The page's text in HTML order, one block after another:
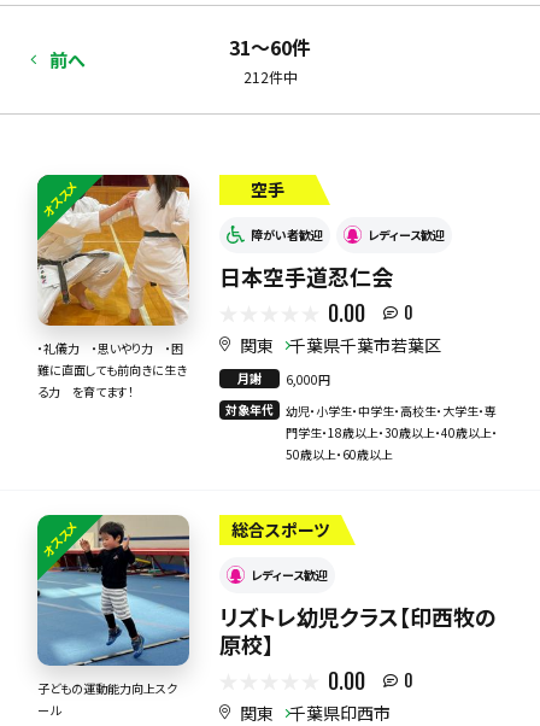
31〜60件
212件中
前へ
オススメ
・礼儀力 ・思いやり力 ・困
難に直面しても前向きに生き
る力 を育てます！
空手
障がい者歓迎 レディース歓迎
日本空手道忍仁会
0.00 0
関東 千葉県千葉市若葉区
月謝
6,000円
対象年代
幼児・小学生・中学生・高校生・大学生・専
門学生・18歳以上・30歳以上・40歳以上・
50歳以上・60歳以上
オススメ
子どもの運動能力向上スク
ール
総合スポーツ
レディース歓迎
リズトレ幼児クラス【印西牧の
原校】
0.00 0
関東 千葉県印西市